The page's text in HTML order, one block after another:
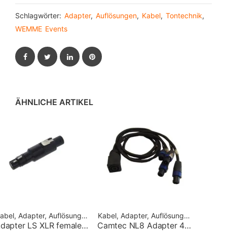
Schlagwörter: Adapter, Auflösungen, Kabel, Tontechnik,
WEMME Events
FacebookTwitterLinkedInPinterest
ÄHNLICHE ARTIKEL
Kabel, Adapter, Auflösungen
Adapter LS XLR female / Speakon male
Kabel, Adapter, Auflösungen
Camtec NL8 Adapter 4x NL4 (1+1-)